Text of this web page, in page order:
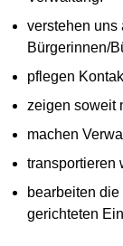
verstehen uns
Bürgerinnen/
pflegen
zeigen soweit
machen
transportieren
bearbeiten
gerichteten